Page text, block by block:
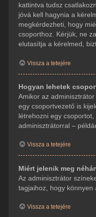
kattintva tudsz
jóvá kell hagynia a
megkérdezheti, hogy
csoporthoz. Kérjük, ne
elutasítja a kérelmed,
Vissza a tetejére
Hogyan lehetek
Amikor az
egy csoportvezető is
létrehozni egy
adminisztrátorral –
Vissza a tetejére
Miért jelenik meg
Az adminisztrátor
tagjaihoz, hogy könnyen
Vissza a tetejére